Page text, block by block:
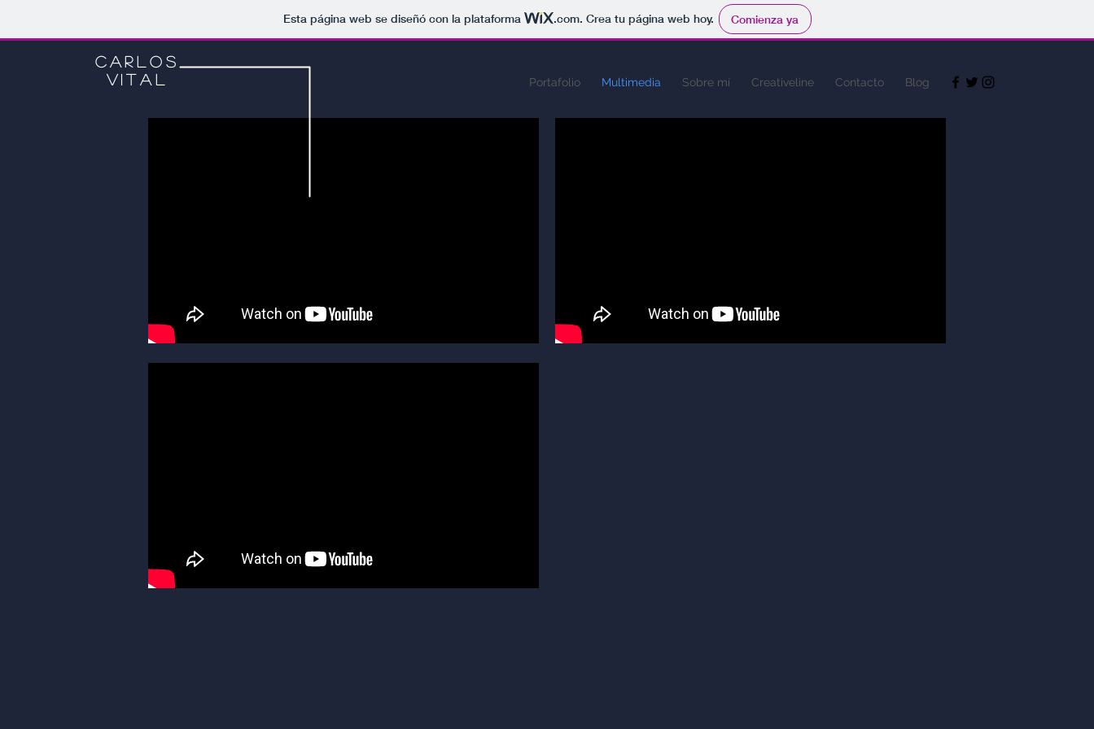
Esta página web se diseñó con la plataforma .com. Crea tu página web hoy. Comienza ya
Carlos
vital
Portafolio Multimedia Sobre mí Creativeline Contacto Blog